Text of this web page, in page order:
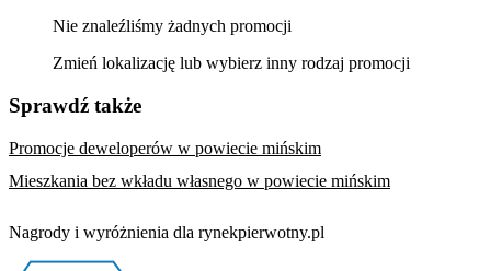
Nie znaleźliśmy żadnych promocji
Zmień lokalizację lub wybierz inny rodzaj promocji
Sprawdź także
Promocje deweloperów w powiecie mińskim
Mieszkania bez wkładu własnego w powiecie mińskim
Nagrody i wyróżnienia dla rynekpierwotny.pl